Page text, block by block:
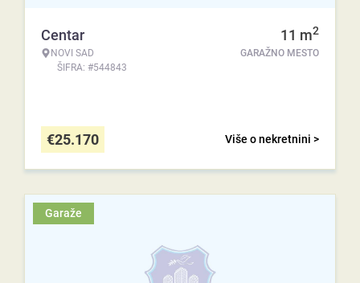
Centar
NOVI SAD
ŠIFRA: #544843
11 m2
GARAŽNO MESTO
Više o nekretnini >
€25.170
Garaže